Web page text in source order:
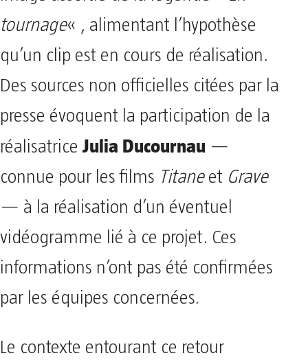
tournage« , alimentant l’hypothèse
qu’un clip est en cours de réalisation.
Des sources non officielles citées par la
presse évoquent la participation de la
réalisatrice Julia Ducournau —
connue pour les films Titaneet Grave
— à la réalisation d’un éventuel
vidéogramme lié à ce projet. Ces
informations n’ont pas été confirmées
par les équipes concernées.
Le contexte entourant ce retour